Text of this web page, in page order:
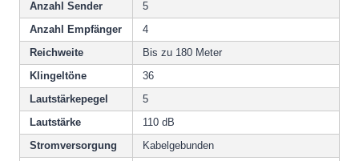
Anzahl Sender
5
Anzahl Empfänger
4
Reichweite
Bis zu 180 Meter
Klingeltöne
36
Lautstärkepegel
5
Lautstärke
110 dB
Stromversorgung
Kabelgebunden